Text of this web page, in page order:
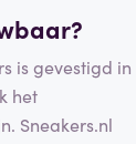
is gevestigd in
het
Sneakers.nl